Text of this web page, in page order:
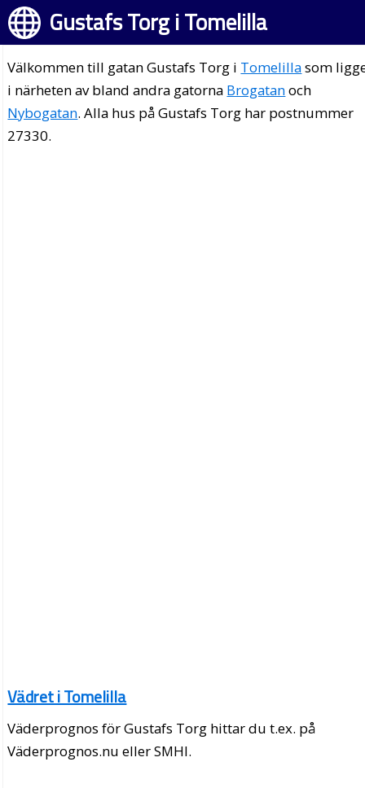
Gustafs Torg i Tomelilla
Välkommen till gatan Gustafs Torg i Tomelillasom
i närheten av bland andra gatorna Brogatanoch
Nybogatan. Alla hus på Gustafs Torg har postnummer
27330.
Vädret i Tomelilla
Väderprognos för Gustafs Torg hittar du t.ex. på
Väderprognos.nu eller SMHI.